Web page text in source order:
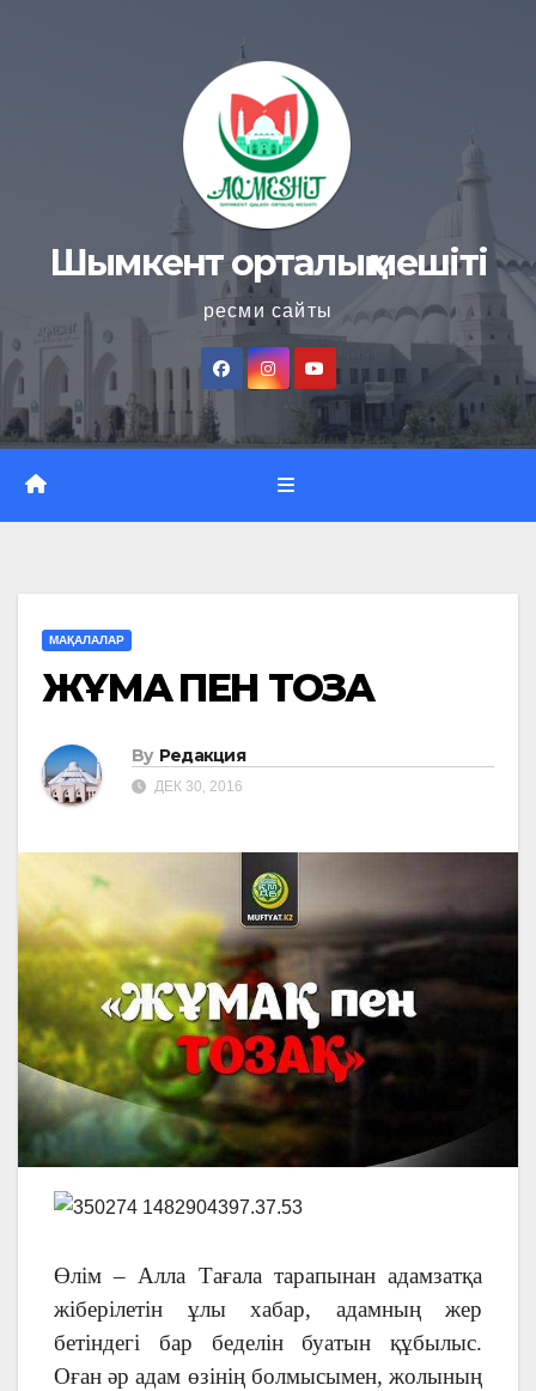
Шымкент орталық мешіті
ресми сайты
МАҚАЛАЛАР
ЖҰМАҚ ПЕН ТОЗАҚ
By Редакция
ДЕК 30, 2016
Өлім – Алла Тағала тарапынан адамзатқа
жіберілетін ұлы хабар, адамның жер
бетіндегі бар беделін буатын құбылыс.
Оған әр адам өзінің болмысымен, жолының